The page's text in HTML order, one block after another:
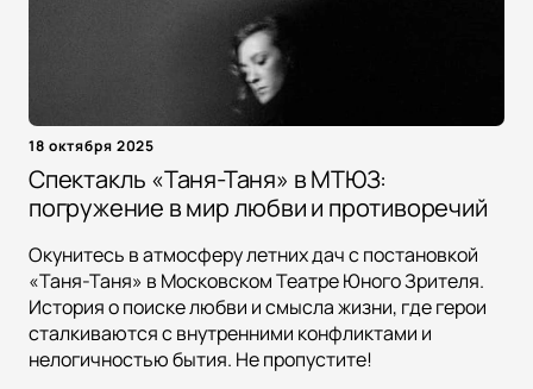
18 октября 2025
Спектакль «Таня-Таня» в МТЮЗ:
погружение в мир любви и противоречий
Окунитесь в атмосферу летних дач с постановкой
«Таня-Таня» в Московском Театре Юного Зрителя.
История о поиске любви и смысла жизни, где герои
сталкиваются с внутренними конфликтами и
нелогичностью бытия. Не пропустите!